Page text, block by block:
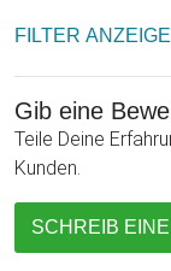
FILTER
Gib eine
Teile Deine
Kunden.
SCHREIB